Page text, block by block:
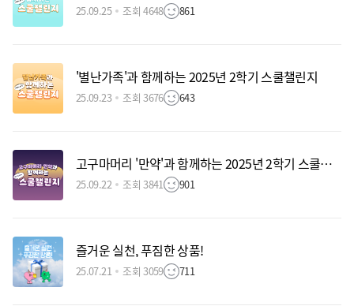
25.09.25 조회 4648 861
'별난가족'과 함께하는 2025년 2학기 스쿨챌린지
25.09.23 조회 3676 643
고구마머리 '만약'과 함께하는 2025년 2학기 스쿨챌린지
25.09.22 조회 3841 901
즐거운 실천, 푸짐한 상품!
25.07.21 조회 3059 711